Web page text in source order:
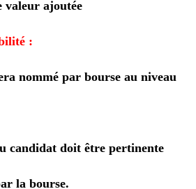
valeur ajoutée
:
nommé par bourse au niveau
candidat doit être pertinente
la bourse.